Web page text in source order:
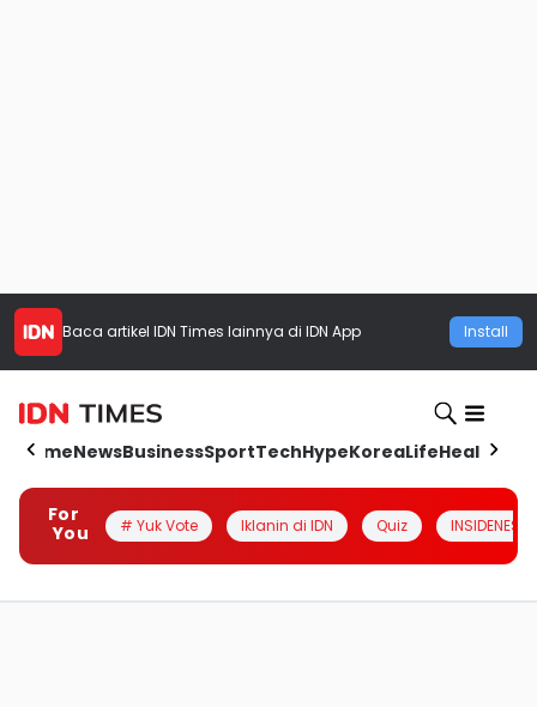
Baca artikel IDN Times lainnya di IDN App Install
HomeNewsBusinessSportTechHypeKoreaLifeHealth
For
You
# Yuk Vote Iklanin di IDN Quiz INSIDENESIA